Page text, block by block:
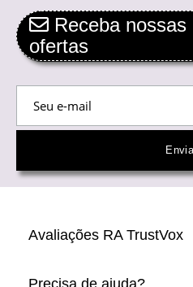
Receba
ofertas
Avaliações RA TrustVox